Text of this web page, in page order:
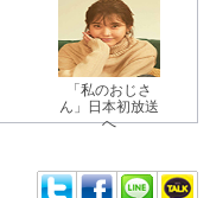
「私のおじさ
ん」日本初放送
へ